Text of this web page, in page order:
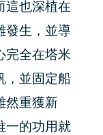
這也深植在
發生，並導
完全在塔米
，並固定船
然重獲新
一的功用就